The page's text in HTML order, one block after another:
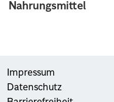
Nahrungsmittel
Impressum
Datenschutz